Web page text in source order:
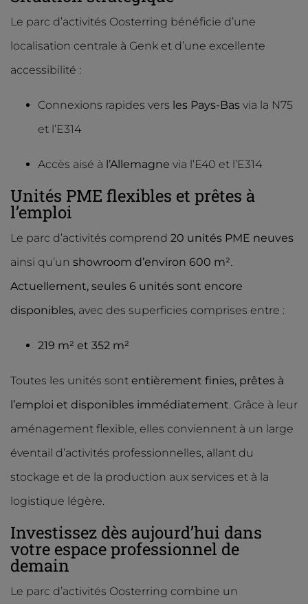
Le parc d’activités Oosterring bénéficie d’une
localisation centrale à Genk et d’une excellente
accessibilité :
Connexions rapides vers les Pays-Bas via la N75
et l’E314
Accès aisé à l’Allemagne via l’E40 et l’E314
Unités PME flexibles et prêtes à
l’emploi
Le parc d’activités comprend 20 unités PME neuves
ainsi qu’un showroom d’environ 600 m².
Actuellement, seules 6 unités sont encore
disponibles, avec des superficies comprises entre :
219 m² et 352 m²
Toutes les unités sont entièrement finies, prêtes à
l’emploi et disponibles immédiatement. Grâce à leur
aménagement flexible, elles conviennent à un large
éventail d’activités professionnelles, allant du
stockage et de la production aux services et à la
logistique légère.
Investissez dès aujourd’hui dans
votre espace professionnel de
demain
Le parc d’activités Oosterring combine un